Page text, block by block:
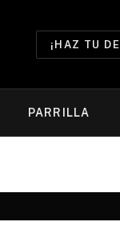
¡HAZ TU
PARRILLA